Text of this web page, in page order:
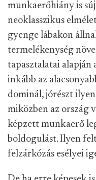
munkaerőhiány is
neoklasszikus
gyenge lábakon
termelékenység
tapasztalatai
inkább az
dominál, jórészt
miközben az ország
képzett munkaerő
boldogulást. Ilyen
felzárkózás esélyei